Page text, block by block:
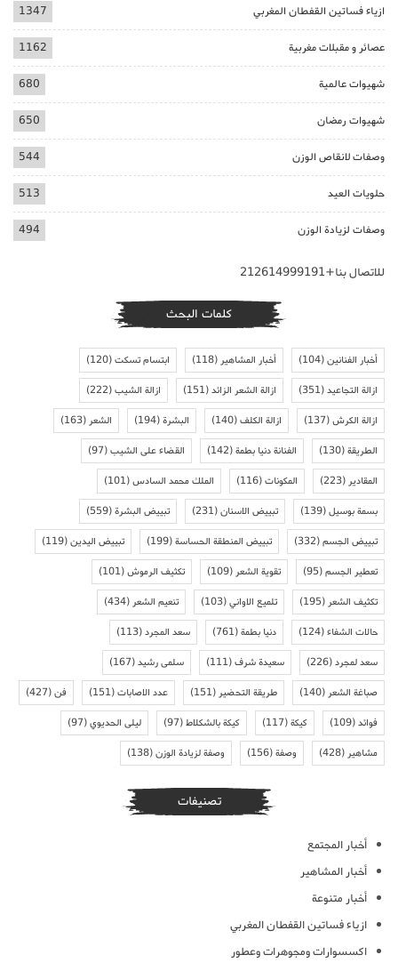
ازياء فساتين القفطان المغربي 1347
عصائر و مقبلات مغربية 1162
شهيوات عالمية 680
شهيوات رمضان 650
وصفات لانقاص الوزن 544
حلويات العيد 513
وصفات لزيادة الوزن 494
للاتصال بنا+212614999191
كلمات البحث
أخبار الفنانين(104) أخبار المشاهير (118) ابتسام تسكت(120)
ازالة التجاعيد(351) ازالة الشعر الزائد(151) ازالة الشيب(222)
ازالة الكرش(137) ازالة الكلف(140) البشرة(194) الشعر (163)
الطريقة(130) الفنانة دنيا بطمة(142) القضاء على الشيب(97)
المقادير (223) المكونات(116) الملك محمد السادس(101)
بسمة بوسيل(139) تبييض الاسنان(231) تبييض البشرة(559)
تبييض الجسم(332) تبييض المنطقة الحساسة(199) تبييض اليدين(119)
تعطير الجسم(95) تقوية الشعر (109) تكثيف الرموش(101)
تكثيف الشعر (195) تلميع الاواني(103) تنعيم الشعر (434)
حالات الشفاء(124) دنيا بطمة(761) سعد المجرد(113)
سعد لمجرد(226) سعيدة شرف(111) سلمى رشيد(167)
صباغة الشعر (140) طريقة التحضير (151) عدد الاصابات(151) فن(427)
فوائد(109) كيكة(117) كيكة بالشكلاط(97) ليلى الحديوي(97)
مشاهير (428) وصفة(156) وصفة لزيادة الوزن(138)
تصنيفات
أخبار المجتمع
أخبار المشاهير
أخبار متنوعة
ازياء فساتين القفطان المغربي
اكسسوارات ومجوهرات وعطور